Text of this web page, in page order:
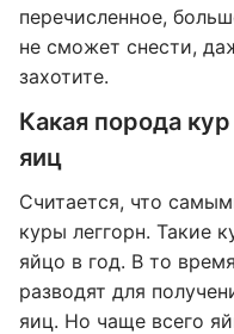
перечисленное,
не сможет снести,
захотите.
Какая порода
яиц
Считается, что
куры леггорн. Такие
яйцо в год. В то
разводят для
яиц. Но чаще всего